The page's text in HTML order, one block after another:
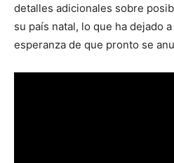
detalles adicionales sobre
su país natal, lo que ha dejado
esperanza de que pronto se